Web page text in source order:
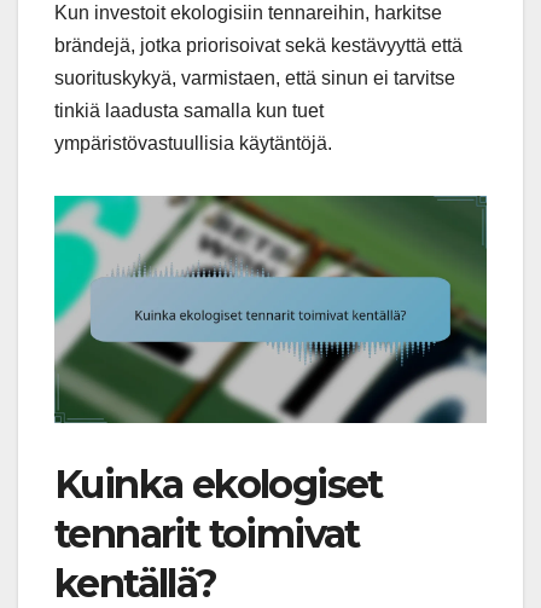
Kun investoit ekologisiin tennareihin, harkitse
brändejä, jotka priorisoivat sekä kestävyyttä että
suorituskykyä, varmistaen, että sinun ei tarvitse
tinkiä laadusta samalla kun tuet
ympäristövastuullisia käytäntöjä.
Kuinka ekologiset
tennarit toimivat
kentällä?